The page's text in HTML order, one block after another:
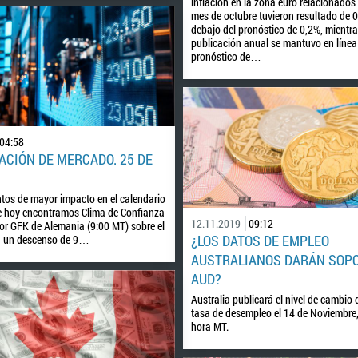
mes de octubre tuvieron resultado de
debajo del pronóstico de 0,2%,
publicación anual se mantuvo en
pronóstico de…
DE MERCADO. 25 DE
de mayor impacto en el calendario
encontramos Clima de Confianza
GFK de Alemania (9:00 MT) sobre el
un descenso de 9…
12.11.2019 09:12
¿LOS DATOS DE EMPLEO
AUSTRALIANOS DARÁN
AUD?
Australia publicará el nivel de cambio
tasa de desempleo el 14 de
hora MT.